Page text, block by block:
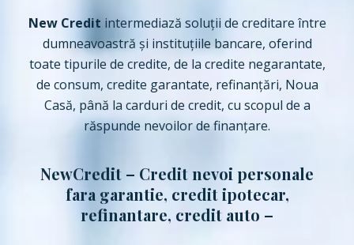
New Credit intermediază soluții de creditare între
dumneavoastră și instituțiile bancare, oferind
toate tipurile de credite, de la credite negarantate,
de consum, credite garantate, refinanțări, Noua
Casă, până la carduri de credit, cu scopul de a
răspunde nevoilor de finanţare.
NewCredit – Credit nevoi personale
fara garantie, credit ipotecar,
refinantare, credit auto –